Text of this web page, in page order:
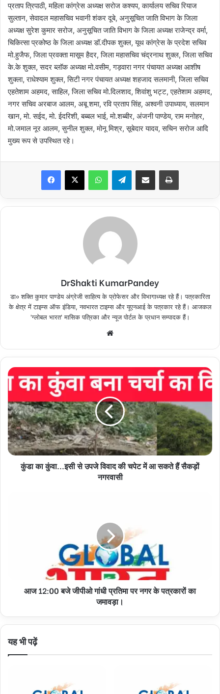
प्रताप त्रिपाठी, महिला कांग्रेस अध्यक्ष सरोज कश्यप, कार्यालय सचिव रियाज
सुल्तान, सेवादल महासचिव भवानी शंकर दूबे, अनुसूचित जाति विभाग के जिला
अध्यक्ष सुरेश कुमार सरोज, अनुसूचित जाति विभाग के जिला अध्यक्ष राजेन्द्र वर्मा,
चिकित्सा प्रकोष्ठ के जिला अध्यक्ष डॉ.दीपक शुक्ल, यूथ कांग्रेस के प्रदेश सचिव
मो.हुजैफ, जिला प्रवक्ता मासूम हैदर, जिला महासचिव चंद्रनाथ शुक्ल, जिला सचिव
के.के शुक्ल, सदर ब्लॉक अध्यक्ष मो.वसीम, गड़वारा नगर पंचायत अध्यक्ष आशीष
शुक्ला, राधेश्याम शुक्ल, सिटी नगर पंचायत अध्यक्ष शहजाद सलमानी, जिला सचिव
एहतेशाम अहमद, साहिल, जिला सचिव मो.दिलशाद, शिवांशु भट्ट, एहतेशाम अहमद,
नगर सचिव अरबाज आलम, अबू शमा, रवि प्रताप सिंह, अश्वनी उपाध्याय, सलमान
खान, मो. सईद, मो. ईदरिशी, बब्बल भाई, मो.शब्बीर, अंजनी पाण्डेय, राम मनोहर,
मो.जमाल नूर आलम, सुनील शुक्ल, मोनू मिश्र, सूबेदार यादव, सचिन सरोज आदि
मुख्य रूप से उपस्थित रहे।
Facebook
X WhatsAppTelegramShare via Email Print
DrShakti KumarPandey
डा० शक्ति कुमार पाण्डेय अंग्रेजी साहित्य के प्रोफेसर और विभागाध्यक्ष रहे हैं। पत्रकारिता
के क्षेत्र में टाइम्स ऑफ इंडिया, नवभारत टाइम्स और यूएनआई के पत्रकार रहे हैं। आजकल
'ग्लोबल भारत' मासिक पत्रिका और न्यूज पोर्टल के प्रधान सम्पादक हैं।
कुंडा
का
कुंवा...इसी
से
उपजे
विवाद
की
चपेट
में
कुंडा का कुंवा...इसी से उपजे विवाद की चपेट में आ सकते हैं सैकड़ों
नगरवासी
पत्रकारोंआज 12:00 बजे जीपीओ गांधी प्रतिमा पर नगर के पत्रकारों का
जमावड़ा।
यह भी पढ़ें